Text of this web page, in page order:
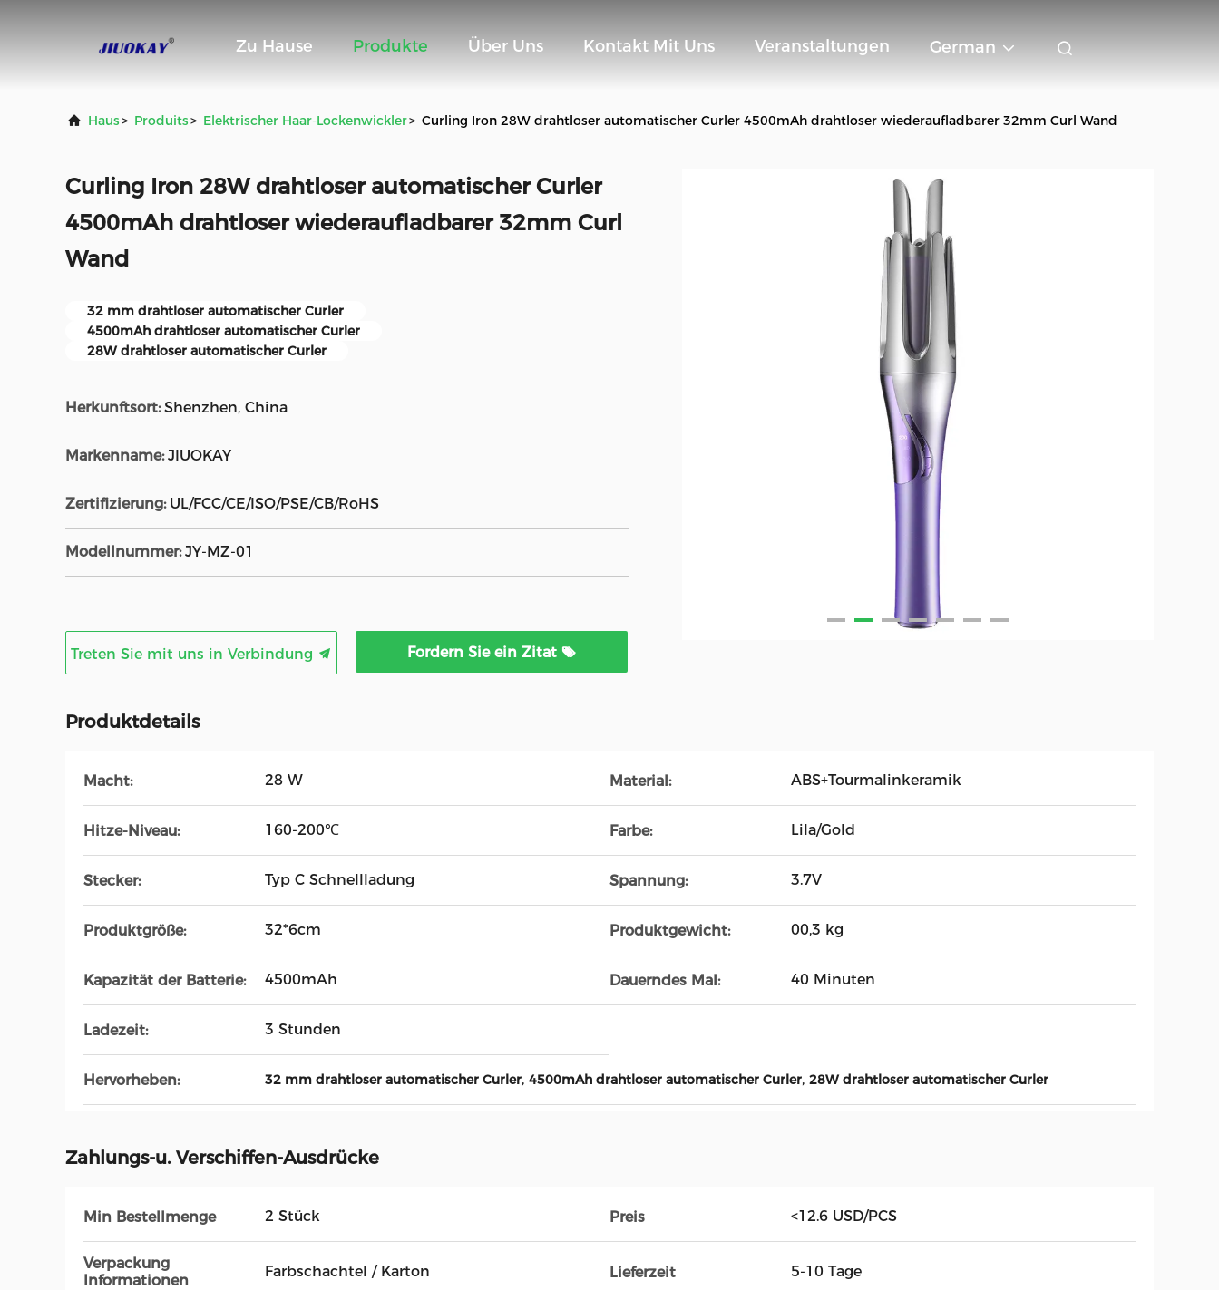
Zu Hause Produkte Über Uns Kontakt Mit Uns Veranstaltungen German
Haus> Produits> Elektrischer Haar-Lockenwickler> Curling Iron 28W drahtloser automatischer Curler 4500mAh drahtloser wiederaufladbarer 32mm Curl Wand
Curling Iron 28W drahtloser automatischer Curler
4500mAh drahtloser wiederaufladbarer 32mm Curl
Wand
32 mm drahtloser automatischer Curler
4500mAh drahtloser automatischer Curler
28W drahtloser automatischer Curler
Herkunftsort: Shenzhen, China
Markenname: JIUOKAY
Zertifizierung: UL/FCC/CE/ISO/PSE/CB/RoHS
Modellnummer: JY-MZ-01
Treten Sie mit uns in Verbindung Fordern Sie ein Zitat
Produktdetails
Macht: 28 W Material: ABS+Tourmalinkeramik
Hitze-Niveau: 160-200℃ Farbe: Lila/Gold
Stecker: Typ C Schnellladung Spannung: 3.7V
Produktgröße: 32*6cm Produktgewicht: 00,3 kg
Kapazität der Batterie: 4500mAh Dauerndes Mal: 40 Minuten
Ladezeit: 3 Stunden
Hervorheben: 32 mm drahtloser automatischer Curler, 4500mAh drahtloser automatischer Curler, 28W drahtloser automatischer Curler
Zahlungs-u. Verschiffen-Ausdrücke
Min Bestellmenge 2 Stück Preis <12.6 USD/PCS
Verpackung
Informationen
Farbschachtel / Karton Lieferzeit 5-10 Tage